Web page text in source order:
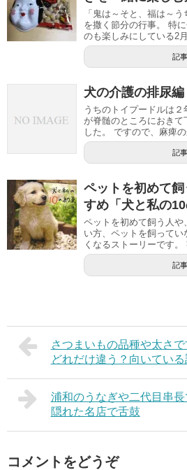
「鬼は～そと、福は～
を撒く節分の行事。 特
のも楽しみにしている2
記
犬の介護の排尿編
うちのトイプードルは
が脊髄のところにおきて
した。 ですので、麻痺
記
ペットを初めて
すめ「犬と私の10
ペットを初めて飼う人
い方、ペットを飼って
くなるストーリーです。
記
さつまいもの品種や太さ
どれだけ違う？向いてい
浦和のうなぎや二代目串長
隠れた名店で舌鼓
コメントをどうぞ